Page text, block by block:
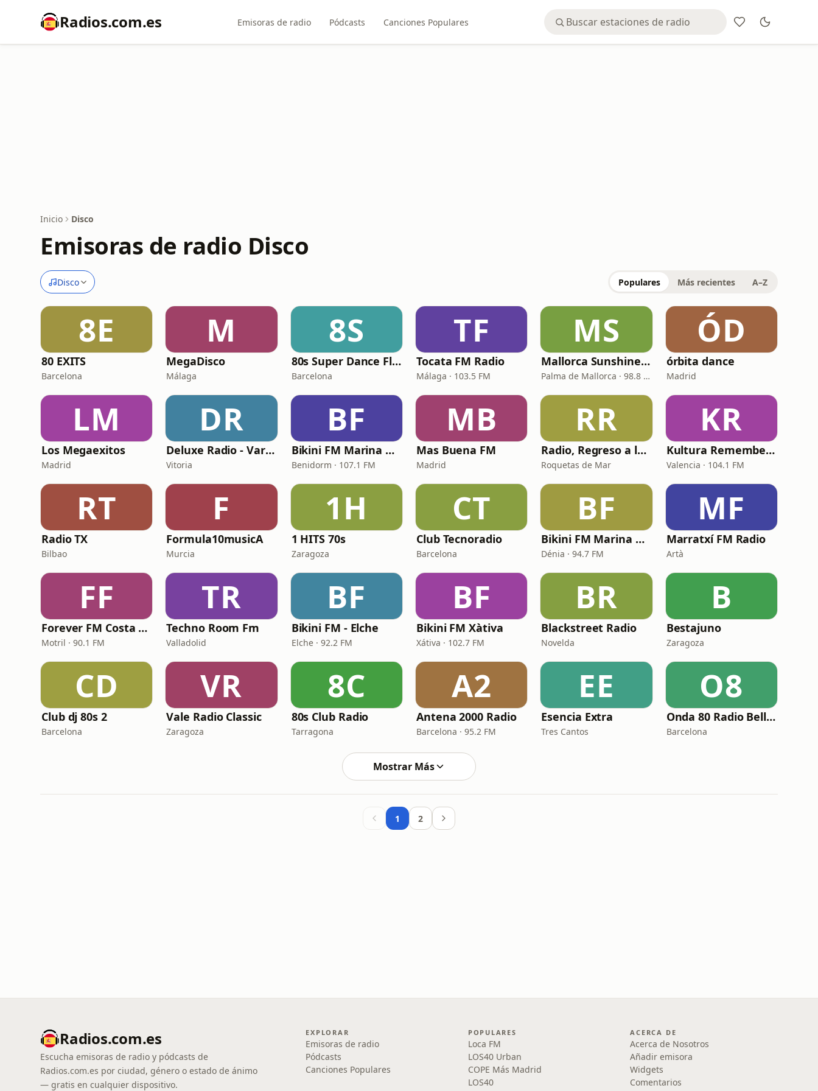
Radios.com.es Emisoras de radio Pódcasts Canciones Populares
Inicio Disco
Emisoras de radio Disco
Disco Populares Más recientes A–Z
8E
80 EXITS
Barcelona
M
MegaDisco
Málaga
8S
80s Super Dance Floor
Barcelona
TF
Tocata FM Radio
Málaga · 103.5 FM
MS
Mallorca Sunshine Radio
Palma de Mallorca · 98.8 FM
ÓD
órbita dance
Madrid
LM
Los Megaexitos
Madrid
DR
Deluxe Radio - Varios
Vitoria
BF
Bikini FM Marina Baja
Benidorm · 107.1 FM
MB
Mas Buena FM
Madrid
RR
Radio, Regreso a los 80 y 90
Roquetas de Mar
KR
Kultura Remember FM
Valencia · 104.1 FM
RT
Radio TX
Bilbao
F
Formula10musicA
Murcia
1H
1 HITS 70s
Zaragoza
CT
Club Tecnoradio
Barcelona
BF
Bikini FM Marina Alta
Dénia · 94.7 FM
MF
Marratxí FM Radio
Artà
FF
Forever FM Costa Tropical
Motril · 90.1 FM
TR
Techno Room Fm
Valladolid
BF
Bikini FM - Elche
Elche · 92.2 FM
BF
Bikini FM Xàtiva
Xátiva · 102.7 FM
BR
Blackstreet Radio
Novelda
B
Bestajuno
Zaragoza
CD
Club dj 80s 2
Barcelona
VR
Vale Radio Classic
Zaragoza
8C
80s Club Radio
Tarragona
A2
Antena 2000 Radio
Barcelona · 95.2 FM
EE
Esencia Extra
Tres Cantos
O8
Onda 80 Radio Bellvitge
Barcelona
Mostrar Más
1 2
Radios.com.es
Escucha emisoras de radio y pódcasts de
Radios.com.es por ciudad, género o estado de ánimo
— gratis en cualquier dispositivo.
EXPLORAR
Emisoras de radio
Pódcasts
Canciones Populares
POPULARES
Loca FM
LOS40 Urban
COPE Más Madrid
LOS40
ACERCA DE
Acerca de Nosotros
Añadir emisora
Widgets
Comentarios